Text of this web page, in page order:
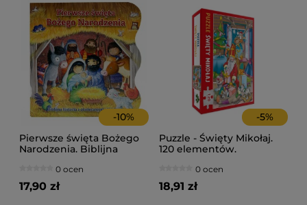
-10%
Pierwsze święta Bożego
Narodzenia. Biblijna
okienkami.
0 ocen
17,90 zł
-5%
Puzzle - Święty Mikołaj.
120 elementów.
0 ocen
18,91 zł